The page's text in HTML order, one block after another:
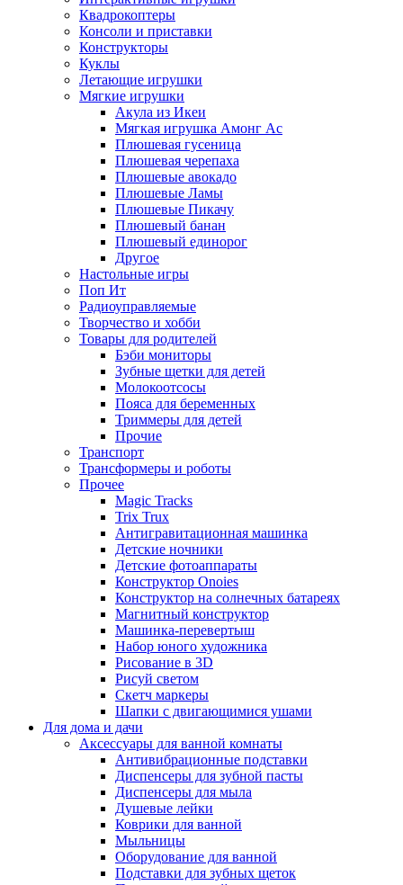
Квадрокоптеры
Консоли и приставки
Конструкторы
Куклы
Летающие игрушки
Мягкие игрушки
Акула из Икеи
Мягкая игрушка Амонг Ас
Плюшевая гусеница
Плюшевая черепаха
Плюшевые авокадо
Плюшевые Ламы
Плюшевые Пикачу
Плюшевый банан
Плюшевый единорог
Другое
Настольные игры
Поп Ит
Радиоуправляемые
Творчество и хобби
Товары для родителей
Бэби мониторы
Зубные щетки для детей
Молокоотсосы
Пояса для беременных
Триммеры для детей
Прочие
Транспорт
Трансформеры и роботы
Прочее
Magic Tracks
Trix Trux
Антигравитационная машинка
Детские ночники
Детские фотоаппараты
Конструктор Onoies
Конструктор на солнечных батареях
Магнитный конструктор
Машинка-перевертыш
Набор юного художника
Рисование в 3D
Рисуй светом
Скетч маркеры
Шапки с двигающимися ушами
Для дома и дачи
Аксессуары для ванной комнаты
Антивибрационные подставки
Диспенсеры для зубной пасты
Диспенсеры для мыла
Душевые лейки
Коврики для ванной
Мыльницы
Оборудование для ванной
Подставки для зубных щеток